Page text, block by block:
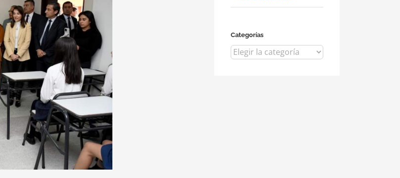
Categorías
Categorías